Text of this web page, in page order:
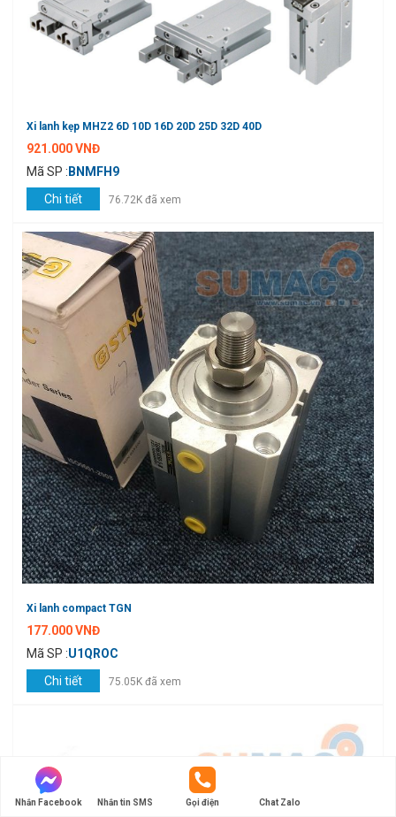
Xi lanh kẹp MHZ2 6D 10D 16D 20D 25D 32D 40D
921.000 VNĐ
Mã SP : BNMFH9
Chi tiết
76.72K đã xem
Xi lanh compact TGN
177.000 VNĐ
Mã SP :U1QROC
Chi tiết
75.05K đã xem
Nhắn Facebook Nhắn tin SMS Gọi điện Chat Zalo